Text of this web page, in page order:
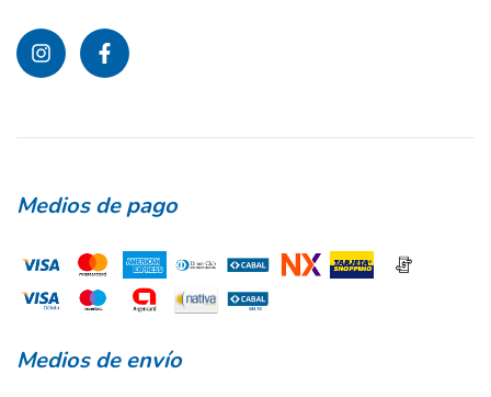
Medios de pago
Medios de envío